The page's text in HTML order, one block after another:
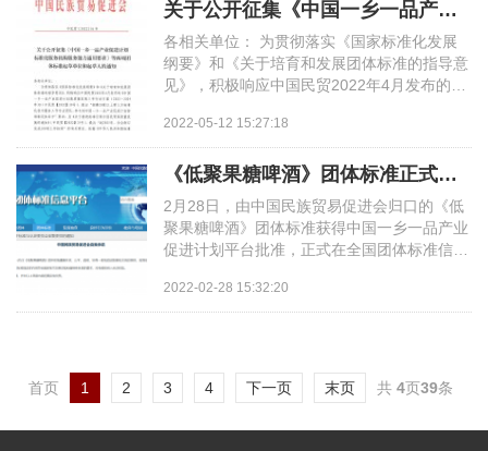
关于公开征集《中国一乡一品产业促进计划 标准化服务机构服务能力通用要求
各相关单位： 为贯彻落实《国家标准化发展
纲要》和《关于培育和发展团体标准的指导意
见》，积极响应中国民贸2022年4月发布的
行动方案（2022...
2022-05-12 15:27:18
《低聚果糖啤酒》团体标准正式发布
2月28日，由中国民族贸易促进会归口的《低
聚果糖啤酒》团体标准获得中国一乡一品产业
促进计划平台批准，正式在全国团体标准信息
司提出，主要...
2022-02-28 15:32:20
首页 1 2 3 4 下一页 末页 共 4页39条